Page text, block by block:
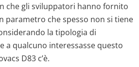
che gli sviluppatori hanno fornito
parametro che spesso non si tiene
la tipologia di
a qualcuno interessasse questo
D83 c’è.